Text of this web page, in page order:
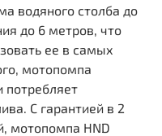
водяного столба до
до 6 метров, что
ее в самых
мотопомпа
С гарантией в 2
мотопомпа HND